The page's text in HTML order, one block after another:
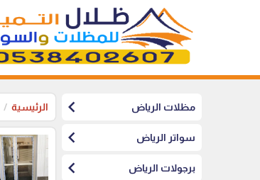
مظلات الرياض chevron_left
سواتر الرياض chevron_left
برجولات الرياض chevron_left
الرئيسية